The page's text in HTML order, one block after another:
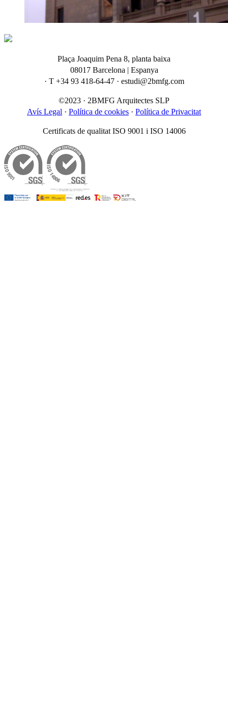
Plaça Joaquim Pena 8, planta baixa
08017 Barcelona | Espanya
· T +34 93 418-64-47 · estudi@2bmfg.com
©2023 · 2BMFG Arquitectes SLP
Avís Legal · Política de cookies · Política de Privacitat
Certificats de qualitat ISO 9001 i ISO 14006